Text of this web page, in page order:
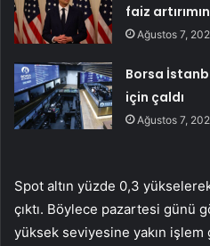
faiz
Ağustos 7,
Borsa
için çaldı
Ağustos 7,
Spot altın yüzde 0,3
çıktı. Böylece pazartesi günü
yüksek seviyesine yakın